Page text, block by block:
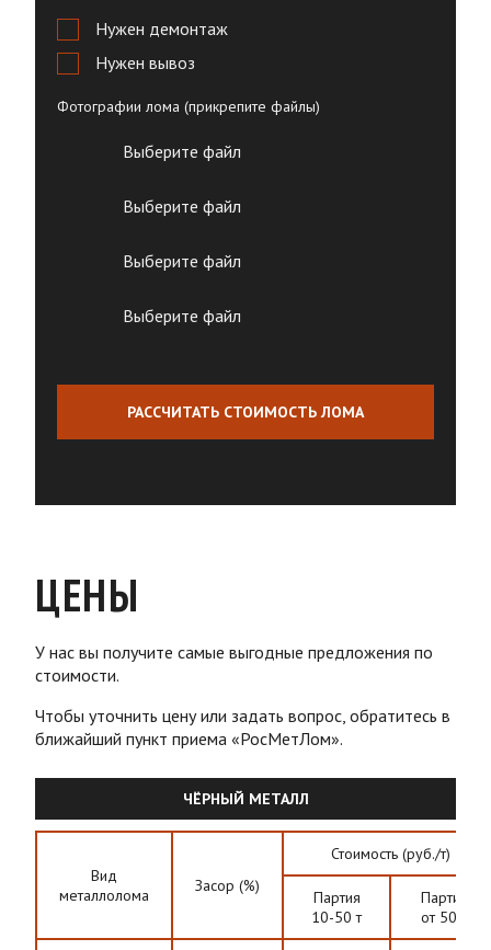
Нужен демонтаж
Нужен вывоз
Фотографии лома (прикрепите файлы)
Выберите файл
Выберите файл
Выберите файл
Выберите файл
РАССЧИТАТЬ СТОИМОСТЬ ЛОМА
ЦЕНЫ
У нас вы получите самые выгодные предложения по
стоимости.
Чтобы уточнить цену или задать вопрос, обратитесь в
ближайший пункт приема «РосМетЛом».
ЧЁРНЫЙ МЕТАЛЛ
Вид
металлолома
Засор (%)
Стоимость (руб./т)
Партия
10-50 т
Партия
от 50 т